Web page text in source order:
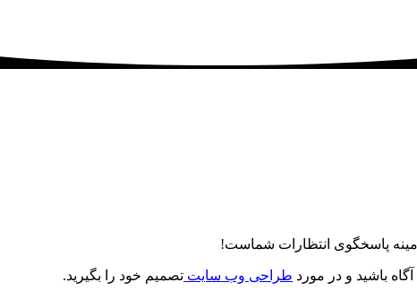
پاسخگوی انتظارات شماست!
طراحی وب سایت تصمیم خود را بگیرید.